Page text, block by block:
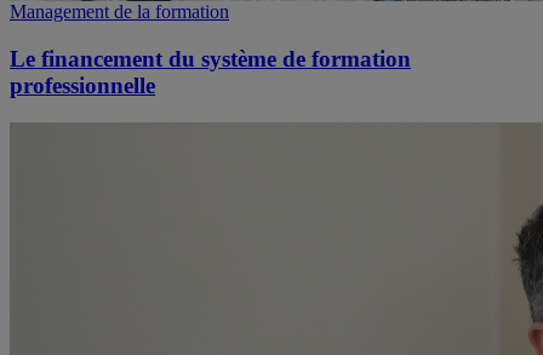
Management de la formation
Le financement du système de formation
professionnelle